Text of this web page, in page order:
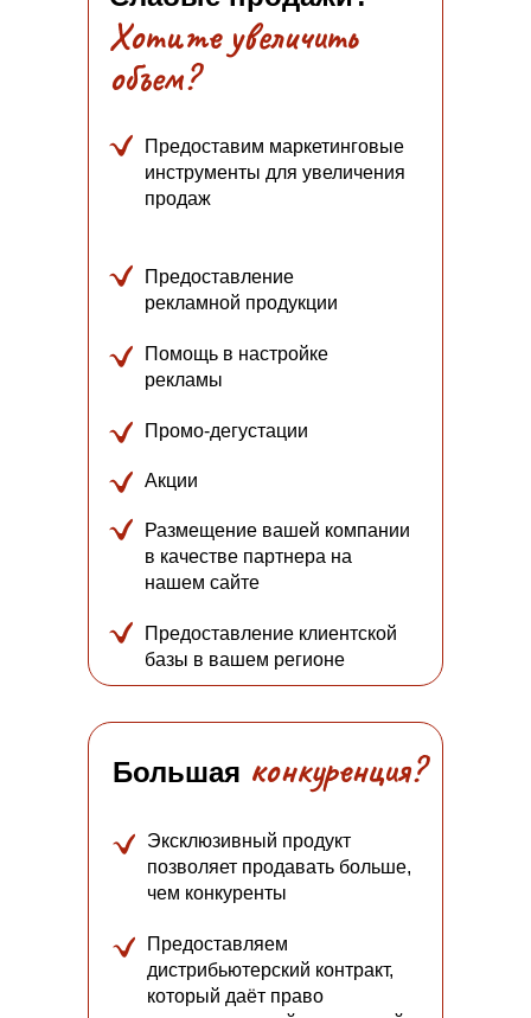
Большая конкуренция?
Эксклюзивный продукт
позволяет продавать больше,
чем конкуренты
Предоставляем
дистрибьютерский контракт,
который даёт право
Хотите увеличить
объем?
Предоставим маркетинговые
инструменты для увеличения
продаж
Предоставление
рекламной продукции
Помощь в настройке
рекламы
Промо-дегустации
Акции
Размещение вашей компании
в качестве партнера на
нашем сайте
Предоставление клиентской
базы в вашем регионе